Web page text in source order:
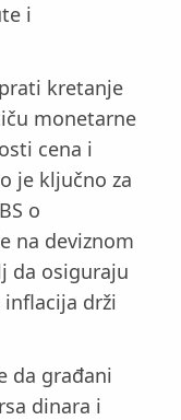
i
kretanje
monetarne
cena i
je ključno za
o
na deviznom
da osiguraju
drži
da građani
dinara i